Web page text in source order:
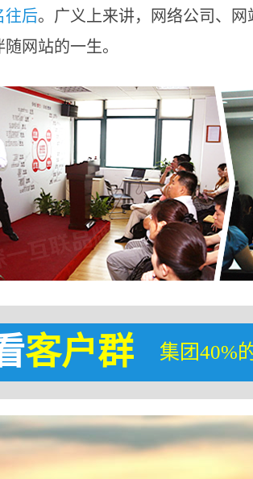
往后。广义上来讲，网络公司、
网站的一生。
客户群 集团40%